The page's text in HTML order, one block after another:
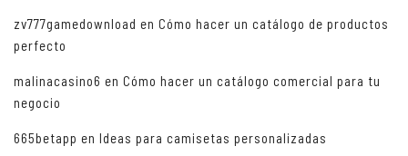
zv777gamedownload en Cómo hacer un catálogo de productos
perfecto
malinacasino6 en Cómo hacer un catálogo comercial para tu
negocio
665betapp en Ideas para camisetas personalizadas